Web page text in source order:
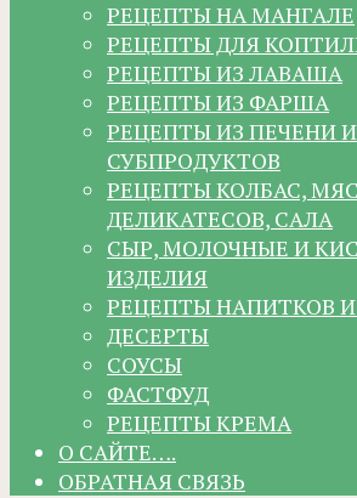
РЕЦЕПТЫ НА МАНГАЛЕ
РЕЦЕПТЫ ДЛЯ
РЕЦЕПТЫ ИЗ ЛАВАША
РЕЦЕПТЫ ИЗ ФАРША
РЕЦЕПТЫ ИЗ ПЕЧЕНИ И
СУБПРОДУКТОВ
РЕЦЕПТЫ КОЛБАС,
ДЕЛИКАТЕСОВ, САЛА
СЫР, МОЛОЧНЫЕ И
ИЗДЕЛИЯ
РЕЦЕПТЫ НАПИТКОВ
ДЕСЕРТЫ
СОУСЫ
ФАСТФУД
РЕЦЕПТЫ КРЕМА
О САЙТЕ….
ОБРАТНАЯ СВЯЗЬ